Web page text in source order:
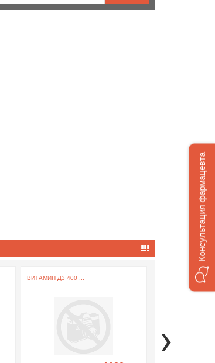
ВИТАМИН Д3 400 ... НАПИТОК ДЫШИ 5
›
Консультация фармацевта